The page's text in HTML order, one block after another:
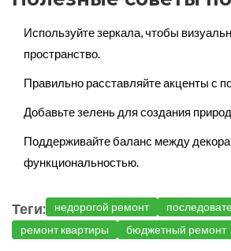
Используйте зеркала, чтобы
пространство.
Правильно расставляйте акценты с
Добавьте зелень для создания
Поддерживайте баланс между
функциональностью.
Теги: недорогой ремонт
ремонт квартиры
бюджетный ремонт